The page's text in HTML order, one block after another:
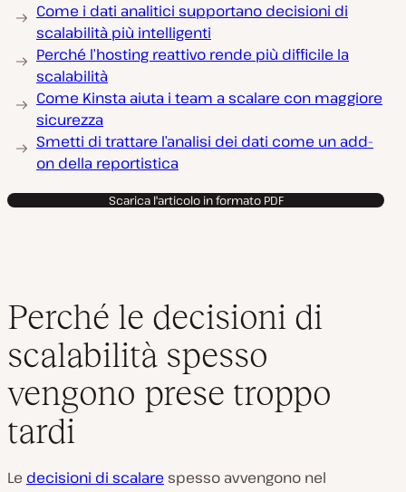
Come i dati analitici supportano decisioni di
scalabilità più intelligenti
Perché l’hosting reattivo rende più difficile la
scalabilità
Come Kinsta aiuta i team a scalare con maggiore
sicurezza
Smetti di trattare l’analisi dei dati come un add-
on della reportistica
Scarica l'articolo in formato PDF
Perché le decisioni di
scalabilità spesso
vengono prese troppo
tardi
Le decisioni di scalare spesso avvengono nel